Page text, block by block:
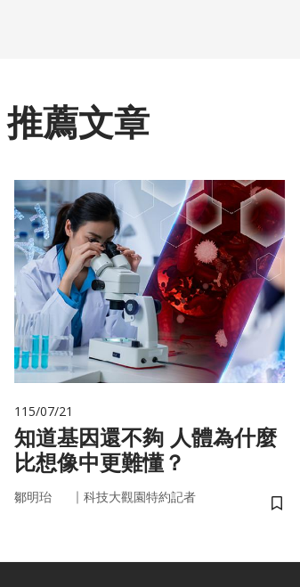
推薦文章
115/07/21
知道基因還不夠 人體為什麼
比想像中更難懂？
鄒明珆 ｜ 科技大觀園特約記者
儲